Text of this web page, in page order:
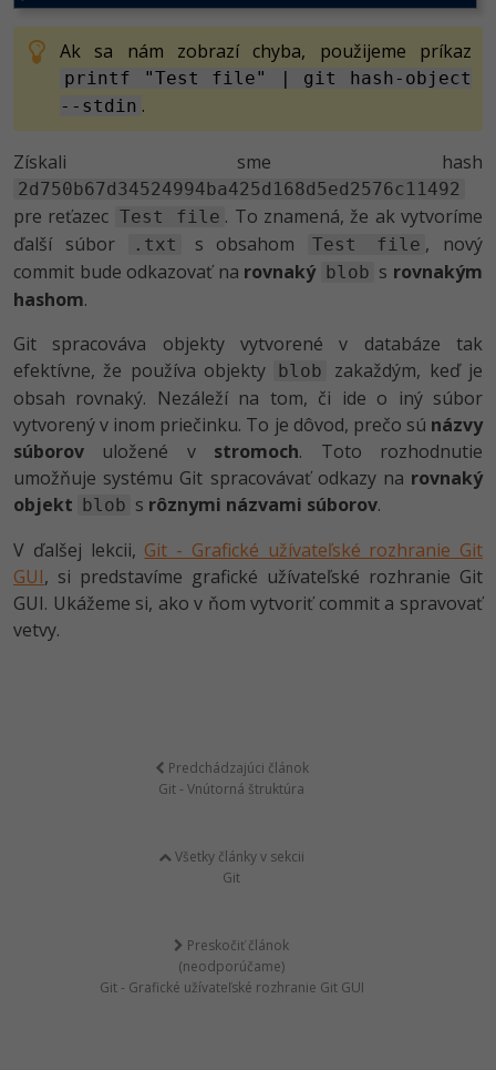
Ak sa nám zobrazí chyba, použijeme príkaz
printf "Test file" | git hash-object
--stdin .
Získali sme hash
2d750b67d34524994ba425d168d5ed2576c11492
pre reťazec Test file . To znamená, že ak vytvoríme
ďalší súbor
.txt s obsahom Test file , nový
commit bude odkazovať na rovnaký blob s rovnakým
hashom.
Git spracováva objekty vytvorené v databáze tak
efektívne, že používa objekty
blob
zakaždým, keď je
obsah rovnaký. Nezáleží na tom, či ide o iný súbor
vytvorený v inom priečinku. To je dôvod, prečo sú názvy
súborov uložené v stromoch. Toto rozhodnutie
umožňuje systému Git spracovávať odkazy na rovnaký
objekt blob s rôznymi názvami súborov.
V ďalšej lekcii, Git - Grafické užívateľské rozhranie Git
GUI, si predstavíme grafické užívateľské rozhranie Git
GUI. Ukážeme si, ako v ňom vytvoriť commit a spravovať
vetvy.
Predchádzajúci článok
Git - Vnútorná štruktúra
Všetky články v sekcii
Git
Preskočiť článok
(neodporúčame)
Git - Grafické užívateľské rozhranie Git GUI